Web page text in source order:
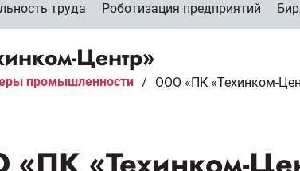
труда Роботизация предприятий
Центр»
промышленности / ООО «ПК «Техинком-